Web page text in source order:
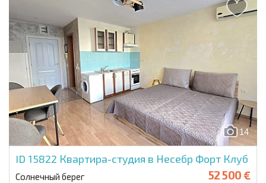
14
ID 15822 Квартира-студия в Несебр Форт Клуб
Солнечный берег 52 500 €